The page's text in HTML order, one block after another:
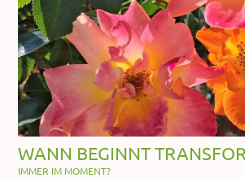
WANN BEGINNT
IMMER IM MOMENT?